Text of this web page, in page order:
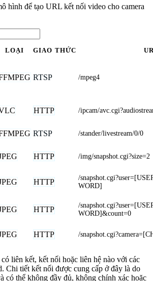
hình để tạo URL kết nối video cho camera
LOẠI GIAO THỨC
RTSP /mpeg4
HTTP /ipcam/
RTSP /stander/livestream/0/0
HTTP /img/snapshot.cgi?size=2
HTTP
/
WORD]
HTTP
/
WORD]&count=0
HTTP /
liên kết, kết nối hoặc liên hệ nào với các
Chi tiết kết nối được cung cấp ở đây là do
có thể không đầy đủ, không chính xác hoặc